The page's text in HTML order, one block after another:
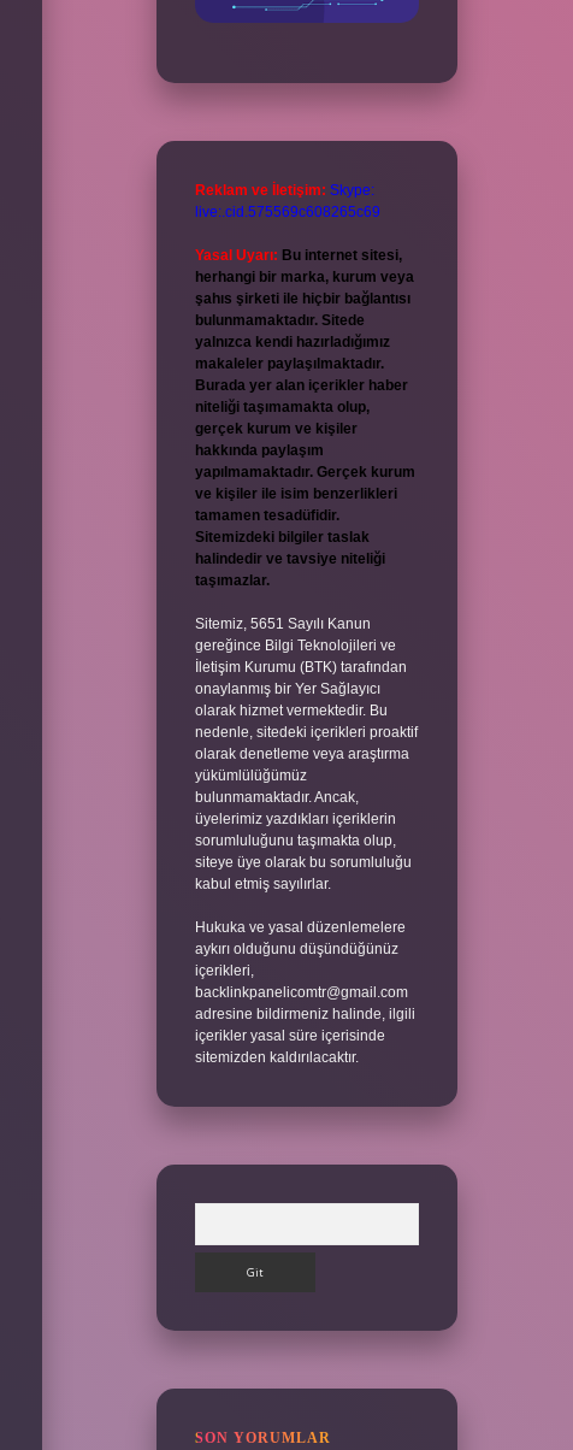
Reklam ve İletişim: Skype:
live:.cid.575569c608265c69
Yasal Uyarı: Bu internet sitesi,
herhangi bir marka, kurum veya
şahıs şirketi ile hiçbir bağlantısı
bulunmamaktadır. Sitede
yalnızca kendi hazırladığımız
makaleler paylaşılmaktadır.
Burada yer alan içerikler haber
niteliği taşımamakta olup,
gerçek kurum ve kişiler
hakkında paylaşım
yapılmamaktadır. Gerçek kurum
ve kişiler ile isim benzerlikleri
tamamen tesadüfidir.
Sitemizdeki bilgiler taslak
halindedir ve tavsiye niteliği
taşımazlar.
Sitemiz, 5651 Sayılı Kanun
gereğince Bilgi Teknolojileri ve
İletişim Kurumu (BTK) tarafından
onaylanmış bir Yer Sağlayıcı
olarak hizmet vermektedir. Bu
nedenle, sitedeki içerikleri proaktif
olarak denetleme veya araştırma
yükümlülüğümüz
bulunmamaktadır. Ancak,
üyelerimiz yazdıkları içeriklerin
sorumluluğunu taşımakta olup,
siteye üye olarak bu sorumluluğu
kabul etmiş sayılırlar.
Hukuka ve yasal düzenlemelere
aykırı olduğunu düşündüğünüz
içerikleri,
backlinkpanelicomtr@gmail.com
adresine bildirmeniz halinde, ilgili
içerikler yasal süre içerisinde
sitemizden kaldırılacaktır.
SON YORUMLAR